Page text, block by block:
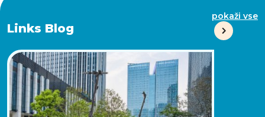
Links Blog
pokaži vse